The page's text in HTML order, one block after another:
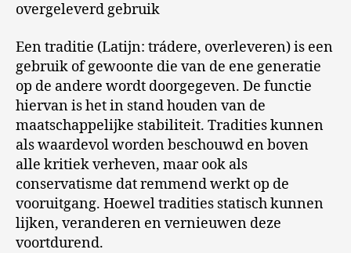
overgeleverd gebruik
Een traditie (Latijn: trádere, overleveren) is een
gebruik of gewoonte die van de ene generatie
op de andere wordt doorgegeven. De functie
hiervan is het in stand houden van de
maatschappelijke stabiliteit. Tradities kunnen
als waardevol worden beschouwd en boven
alle kritiek verheven, maar ook als
conservatisme dat remmend werkt op de
vooruitgang. Hoewel tradities statisch kunnen
lijken, veranderen en vernieuwen deze
voortdurend.